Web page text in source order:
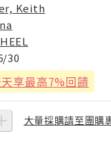
Keith
30
天享最高7%回饋
大量採購請至團購